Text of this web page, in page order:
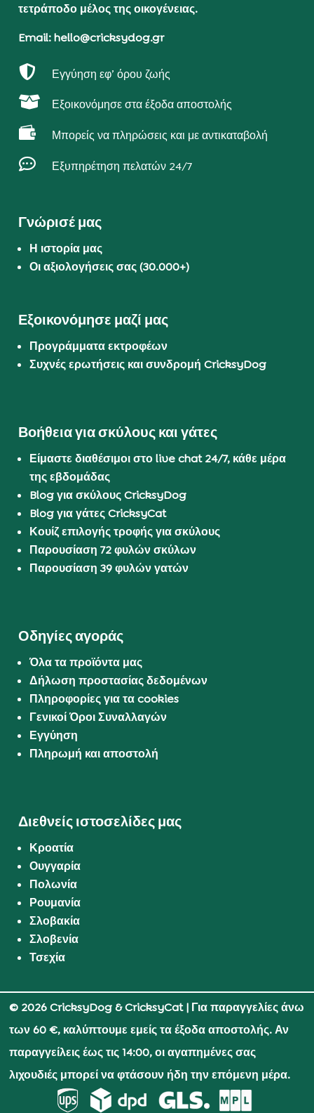
τετράποδο μέλος της οικογένειας.
Email: hello@cricksydog.gr
 Εγγύηση εφ’ όρου ζωής
 Εξοικονόμησε στα έξοδα αποστολής
 Μπορείς να πληρώσεις και με αντικαταβολή
 Εξυπηρέτηση πελατών 24/7
Γνώρισέ μας
Η ιστορία μας
Οι αξιολογήσεις σας (30.000+)
Εξοικονόμησε μαζί μας
Προγράμματα εκτροφέων
Συχνές ερωτήσεις και συνδρομή CricksyDog
Βοήθεια για σκύλους και γάτες
Είμαστε διαθέσιμοι στο live chat 24/7, κάθε μέρα
της εβδομάδας
Blog για σκύλους CricksyDog
Blog για γάτες CricksyCat
Κουίζ επιλογής τροφής για σκύλους
Παρουσίαση 72 φυλών σκύλων
Παρουσίαση 39 φυλών γατών
Οδηγίες αγοράς
Όλα τα προϊόντα μας
Δήλωση προστασίας δεδομένων
Πληροφορίες για τα cookies
Γενικοί Όροι Συναλλαγών
Εγγύηση
Πληρωμή και αποστολή
Διεθνείς ιστοσελίδες μας
Κροατία
Ουγγαρία
Πολωνία
Ρουμανία
Σλοβακία
Σλοβενία
Τσεχία
© 2026 CricksyDog & CricksyCat| Για παραγγελίες άνω
των 60 €, καλύπτουμε εμείς τα έξοδα αποστολής. Αν
παραγγείλεις έως τις 14:00, οι αγαπημένες σας
λιχουδιές μπορεί να φτάσουν ήδη την επόμενη μέρα.